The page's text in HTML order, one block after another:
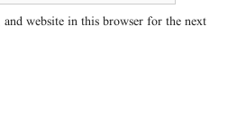
and website in this browser for the next